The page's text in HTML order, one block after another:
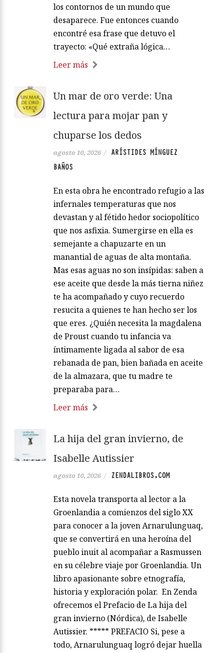
los contornos de un mundo que
desaparece. Fue entonces cuando
encontré esa frase que detuvo el
trayecto: «Qué extraña lógica…
Leer más
Un mar de oro verde: Una
lectura para mojar pan y
chuparse los dedos
agosto 10, 2026 /
ARÍSTIDES MÍNGUEZ
BAÑOS
En esta obra he encontrado refugio a las
infernales temperaturas que nos
devastan y al fétido hedor sociopolítico
que nos asfixia. Sumergirse en ella es
semejante a chapuzarte en un
manantial de aguas de alta montaña.
Mas esas aguas no son insípidas: saben a
ese aceite que desde la más tierna niñez
te ha acompañado y cuyo recuerdo
resucita a quienes te han hecho ser los
que eres. ¿Quién necesita la magdalena
de Proust cuando tu infancia va
íntimamente ligada al sabor de esa
rebanada de pan, bien bañada en aceite
de la almazara, que tu madre te
preparaba para…
Leer más
La hija del gran invierno, de
Isabelle Autissier
agosto 10, 2026 / ZENDALIBROS.COM
Esta novela transporta al lector a la
Groenlandia a comienzos del siglo XX
para conocer a la joven Arnarulunguaq,
que se convertirá en una heroína del
pueblo inuit al acompañar a Rasmussen
en su célebre viaje por Groenlandia. Un
libro apasionante sobre etnografía,
historia y exploración polar. En Zenda
ofrecemos el Prefacio de La hija del
gran invierno (Nórdica), de Isabelle
Autissier. ***** PREFACIO Si, pese a
todo, Arnarulunguaq logró dejar huella